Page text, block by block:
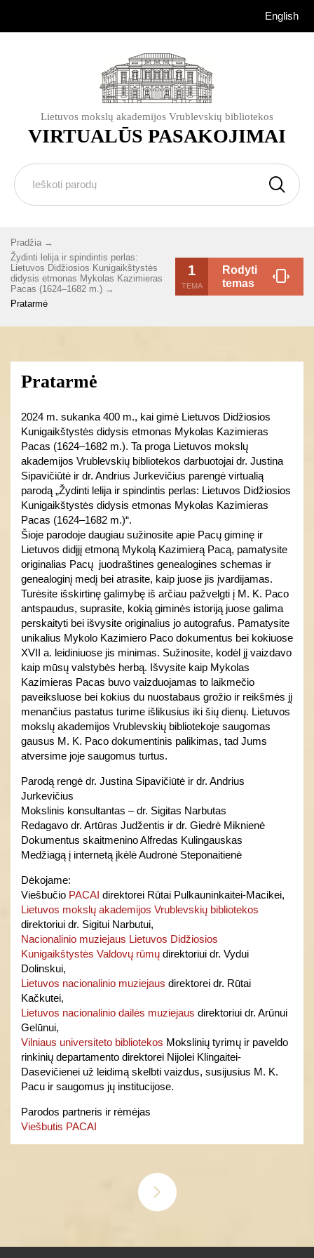
English
Lietuvos mokslų akademijos Vrublevskių bibliotekos
VIRTUALŪS PASAKOJIMAI
Pradžia
Žydinti lelija ir spindintis perlas:
Lietuvos Didžiosios Kunigaikštystės
didysis etmonas Mykolas Kazimieras
Pacas (1624–1682 m.)
Pratarmė
1
TEMA
Rodyti
temas
Pratarmė
2024 m. sukanka 400 m., kai gimė Lietuvos Didžiosios
Kunigaikštystės didysis etmonas Mykolas Kazimieras
Pacas (1624–1682 m.). Ta proga Lietuvos mokslų
akademijos Vrublevskių bibliotekos darbuotojai dr. Justina
Sipavičiūtė ir dr. Andrius Jurkevičius parengė virtualią
parodą „Žydinti lelija ir spindintis perlas: Lietuvos Didžiosios
Kunigaikštystės didysis etmonas Mykolas Kazimieras
Pacas (1624–1682 m.)“.
Šioje parodoje daugiau sužinosite apie Pacų giminę ir
Lietuvos didįjį etmoną Mykolą Kazimierą Pacą, pamatysite
originalias Pacų juodraštines genealogines schemas ir
genealoginį medį bei atrasite, kaip juose jis įvardijamas.
Turėsite išskirtinę galimybę iš arčiau pažvelgti į M. K. Paco
antspaudus, suprasite, kokią giminės istoriją juose galima
perskaityti bei išvysite originalius jo autografus. Pamatysite
unikalius Mykolo Kazimiero Paco dokumentus bei kokiuose
XVII a. leidiniuose jis minimas. Sužinosite, kodėl jį vaizdavo
kaip mūsų valstybės herbą. Išvysite kaip Mykolas
Kazimieras Pacas buvo vaizduojamas to laikmečio
paveiksluose bei kokius du nuostabaus grožio ir reikšmės jį
menančius pastatus turime išlikusius iki šių dienų. Lietuvos
mokslų akademijos Vrublevskių bibliotekoje saugomas
gausus M. K. Paco dokumentinis palikimas, tad Jums
atversime joje saugomus turtus.
Parodą rengė dr. Justina Sipavičiūtė ir dr. Andrius
Jurkevičius
Mokslinis konsultantas – dr. Sigitas Narbutas
Redagavo dr. Artūras Judžentis ir dr. Giedrė Miknienė
Dokumentus skaitmenino Alfredas Kulingauskas
Medžiagą į internetą įkėlė Audronė Steponaitienė
Dėkojame:
Viešbučio PACAI direktorei Rūtai Pulkauninkaitei-Macikei,
Lietuvos mokslų akademijos Vrublevskių bibliotekos
direktoriui dr. Sigitui Narbutui,
Nacionalinio muziejaus Lietuvos Didžiosios
Kunigaikštystės Valdovų rūmų direktoriui dr. Vydui
Dolinskui,
Lietuvos nacionalinio muziejaus direktorei dr. Rūtai
Kačkutei,
Lietuvos nacionalinio dailės muziejaus direktoriui dr. Arūnui
Gelūnui,
Vilniaus universiteto bibliotekos Mokslinių tyrimų ir paveldo
rinkinių departamento direktorei Nijolei Klingaitei-
Dasevičienei už leidimą skelbti vaizdus, susijusius M. K.
Pacu ir saugomus jų institucijose.
Parodos partneris ir rėmėjas
Viešbutis PACAI